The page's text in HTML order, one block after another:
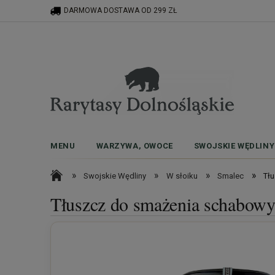
DARMOWA DOSTAWA OD 299 ZŁ
MENU WARZYWA, OWOCE SWOJSKIE WĘDLINY
» Swojskie Wędliny » W słoiku » Smalec »
Tłuszcz do smażenia